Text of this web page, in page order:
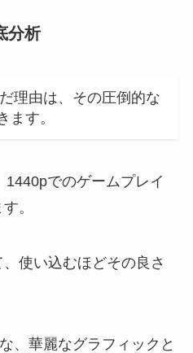
分析
理由は、その圧倒的な
ます。
でのゲームプレイ
。
使い込むほどその良さ
、華麗なグラフィックと